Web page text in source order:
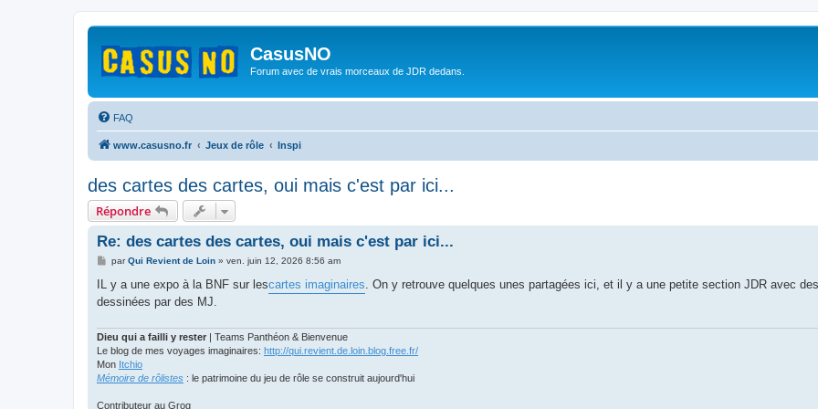
CasusNO
Forum avec de vrais morceaux de JDR dedans.
FAQ
www.casusno.fr Jeux de rôle Inspi
des cartes des cartes, oui mais c'est par ici...
Répondre
Re: des cartes des cartes, oui mais c'est par ici...
M
s
s
a
parQui Revient de Loin» ven. juin 12, 2026 8:56 am
IL y a une expo à la BNF sur lescartes imaginaires . On y retrouve quelques unes partagées ici, et il y a une petite section JDR avec
dessinées par des MJ.
Dieu qui a failli y rester
| Teams Panthéon & Bienvenue
Le blog de mes voyages imaginaires: http://qui.revient.de.loin.blog.free.fr/
Mon Itchio
Mémoire de rôlistes : le patrimoine du jeu de rôle se construit aujourd'hui
Contributeur au Grog